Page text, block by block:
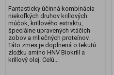
Fantasticky účinná kombinácia
niekoľkých druhov krillových
múčok, krillového extraktu,
špeciálne upravených vtáčich
zobov a mliečných proteínov.
Táto zmes je doplnená o tekutú
zložku amino HNV Biokrill a
krillový olej. Celú...